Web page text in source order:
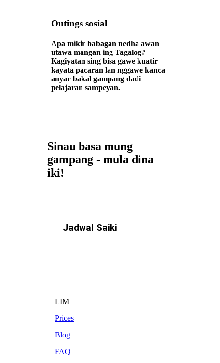
Outings sosial
Apa mikir babagan nedha awan
utawa mangan ing Tagalog?
Kagiyatan sing bisa gawe kuatir
kayata pacaran lan nggawe kanca
anyar bakal gampang dadi
pelajaran sampeyan.
Sinau basa mung
gampang - mula dina
iki!
Jadwal Saiki
LIM
Prices
Blog
FAQ